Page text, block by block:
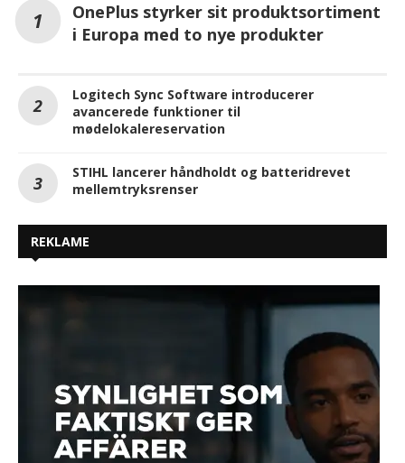
OnePlus styrker sit produktsortiment
i Europa med to nye produkter
Logitech Sync Software introducerer
avancerede funktioner til
mødelokalereservation
STIHL lancerer håndholdt og batteridrevet
mellemtryksrenser
REKLAME